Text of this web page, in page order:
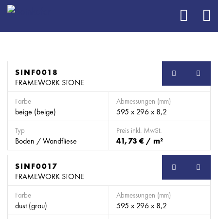
SB
SINF0018
FRAMEWORK STONE
Farbe
beige (beige)
Abmessungen (mm)
595 x 296 x 8,2
Typ
Boden / Wandfliese
Preis inkl. MwSt.
41,73 € / m²
SB
SINF0017
FRAMEWORK STONE
Farbe
dust (grau)
Abmessungen (mm)
595 x 296 x 8,2